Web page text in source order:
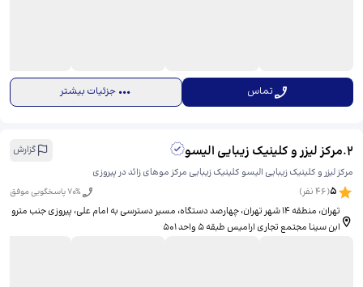
تماس جزئیات بیشتر
2
.مرکز لیزر و کلینیک زیبایی الیسو
گزارش
مرکز لیزر و کلینیک زیبایی الیسو کلینیک زیبایی مرکز موهای زائد در پیروزی
5
(
46نفر) 70% پاسخگویی موفق
تهران، منطقه ۱۴ شهر تهران، چهارصد دستگاه، مسیر دسترسی به امام علی، ​پیروزی جنب مترو
ابن سینا مجتمع تجاری ارامیس طبقه ۵ واحد ۵۰۱